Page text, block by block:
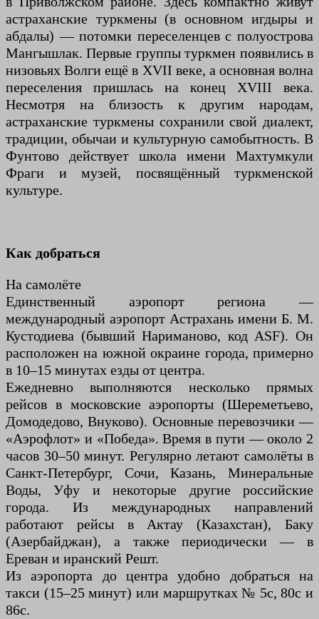
астраханские туркмены (в основном игдыры и
абдалы) — потомки переселенцев с полуострова
Мангышлак. Первые группы туркмен появились в
низовьях Волги ещё в XVII веке, а основная волна
переселения пришлась на конец XVIII века.
Несмотря на близость к другим народам,
астраханские туркмены сохранили свой диалект,
традиции, обычаи и культурную самобытность. В
Фунтово действует школа имени Махтумкули
Фраги и музей, посвящённый туркменской
культуре.
Как добраться
На самолёте
Единственный аэропорт региона —
международный аэропорт Астрахань имени Б. М.
Кустодиева (бывший Нариманово, код ASF). Он
расположен на южной окраине города, примерно
в 10–15 минутах езды от центра.
Ежедневно выполняются несколько прямых
рейсов в московские аэропорты (Шереметьево,
Домодедово, Внуково). Основные перевозчики —
«Аэрофлот» и «Победа». Время в пути — около 2
часов 30–50 минут. Регулярно летают самолёты в
Санкт-Петербург, Сочи, Казань, Минеральные
Воды, Уфу и некоторые другие российские
города. Из международных направлений
работают рейсы в Актау (Казахстан), Баку
(Азербайджан), а также периодически — в
Ереван и иранский Решт.
Из аэропорта до центра удобно добраться на
такси (15–25 минут) или маршрутках № 5с, 80с и
86с.